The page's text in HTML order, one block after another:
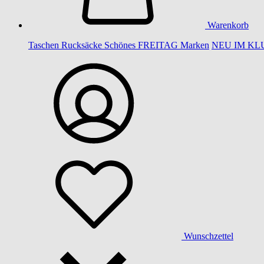
Warenkorb
Taschen Rucksäcke Schönes FREITAG Marken NEU IM
Wunschzettel